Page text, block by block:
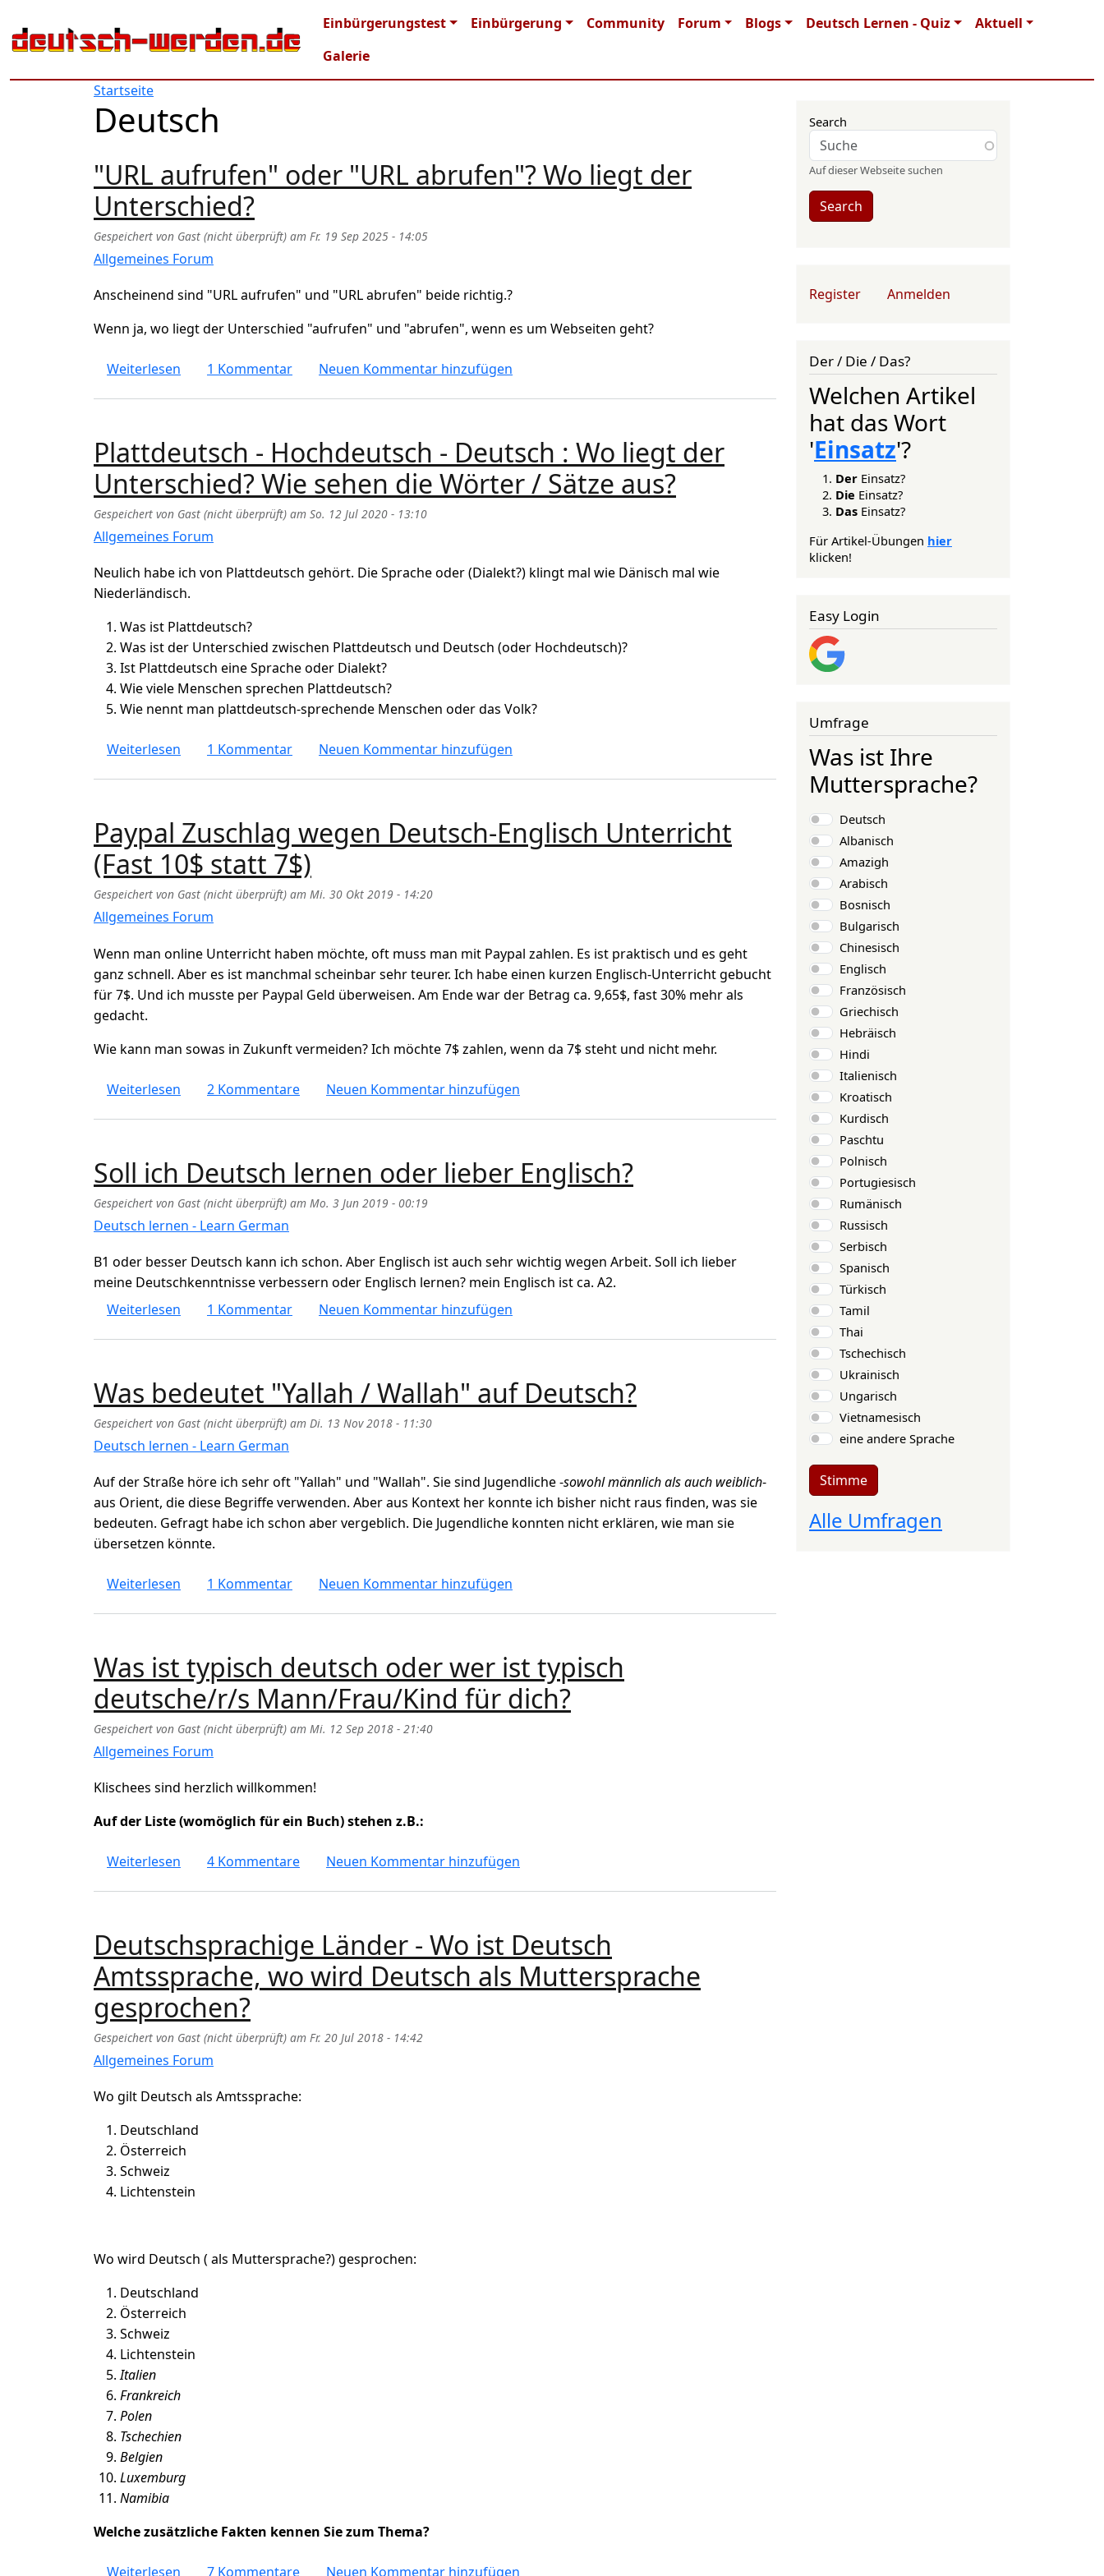
Main navigation
Einbürgerungstest Einbürgerung Community Forum Blogs Deutsch Lernen - Quiz
Aktuell
Galerie
Startseite
Deutsch
"URL aufrufen" oder "URL abrufen"? Wo liegt der
Unterschied?
Gespeichert von Gast (nicht überprüft) am Fr. 19 Sep 2025 - 14:05
Allgemeines Forum
Anscheinend sind "URL aufrufen" und "URL abrufen" beide richtig.?
Wenn ja, wo liegt der Unterschied "aufrufen" und "abrufen", wenn es um Webseiten geht?
Weiterlesen über "URL aufrufen" oder "URL abrufen"? Wo liegt der Unterschied?
1 Kommentar Neuen Kommentar hinzufügen
Plattdeutsch - Hochdeutsch - Deutsch : Wo liegt der
Unterschied? Wie sehen die Wörter / Sätze aus?
Gespeichert von Gast (nicht überprüft) am So. 12 Jul 2020 - 13:10
Allgemeines Forum
Neulich habe ich von Plattdeutsch gehört. Die Sprache oder (Dialekt?) klingt mal wie Dänisch mal wie
Niederländisch.
Was ist Plattdeutsch?
Was ist der Unterschied zwischen Plattdeutsch und Deutsch (oder Hochdeutsch)?
Ist Plattdeutsch eine Sprache oder Dialekt?
Wie viele Menschen sprechen Plattdeutsch?
Wie nennt man plattdeutsch-sprechende Menschen oder das Volk?
Weiterlesen über Plattdeutsch - Hochdeutsch - Deutsch : Wo liegt der Unterschied? Wie sehen die Wörter / Sätze aus?
1 Kommentar Neuen Kommentar hinzufügen
Paypal Zuschlag wegen Deutsch-Englisch Unterricht
(Fast 10$ statt 7$)
Gespeichert von Gast (nicht überprüft) am Mi. 30 Okt 2019 - 14:20
Allgemeines Forum
Wenn man online Unterricht haben möchte, oft muss man mit Paypal zahlen. Es ist praktisch und es geht
ganz schnell. Aber es ist manchmal scheinbar sehr teurer. Ich habe einen kurzen Englisch-Unterricht gebucht
für 7$. Und ich musste per Paypal Geld überweisen. Am Ende war der Betrag ca. 9,65$, fast 30% mehr als
gedacht.
Wie kann man sowas in Zukunft vermeiden? Ich möchte 7$ zahlen, wenn da 7$ steht und nicht mehr.
Weiterlesen über Paypal Zuschlag wegen Deutsch-Englisch Unterricht (Fast 10$ statt 7$)
2 Kommentare Neuen Kommentar hinzufügen
Soll ich Deutsch lernen oder lieber Englisch?
Gespeichert von Gast (nicht überprüft) am Mo. 3 Jun 2019 - 00:19
Deutsch lernen - Learn German
B1 oder besser Deutsch kann ich schon. Aber Englisch ist auch sehr wichtig wegen Arbeit. Soll ich lieber
meine Deutschkenntnisse verbessern oder Englisch lernen? mein Englisch ist ca. A2.
Weiterlesen über Soll ich Deutsch lernen oder lieber Englisch?
1 Kommentar Neuen Kommentar hinzufügen
Was bedeutet "Yallah / Wallah" auf Deutsch?
Gespeichert von Gast (nicht überprüft) am Di. 13 Nov 2018 - 11:30
Deutsch lernen - Learn German
Auf der Straße höre ich sehr oft "Yallah" und "Wallah". Sie sind Jugendliche -sowohl männlich als auch weiblich-
aus Orient, die diese Begriffe verwenden. Aber aus Kontext her konnte ich bisher nicht raus finden, was sie
bedeuten. Gefragt habe ich schon aber vergeblich. Die Jugendliche konnten nicht erklären, wie man sie
übersetzen könnte.
Weiterlesen über Was bedeutet "Yallah / Wallah" auf Deutsch?
1 Kommentar Neuen Kommentar hinzufügen
Was ist typisch deutsch oder wer ist typisch
deutsche/r/s Mann/Frau/Kind für dich?
Gespeichert von Gast (nicht überprüft) am Mi. 12 Sep 2018 - 21:40
Allgemeines Forum
Klischees sind herzlich willkommen!
Auf der Liste (womöglich für ein Buch) stehen z.B.:
Weiterlesen über Was ist typisch deutsch oder wer ist typisch deutsche/r/s Mann/Frau/Kind für dich?
4 Kommentare Neuen Kommentar hinzufügen
Deutschsprachige Länder - Wo ist Deutsch
Amtssprache, wo wird Deutsch als Muttersprache
gesprochen?
Gespeichert von Gast (nicht überprüft) am Fr. 20 Jul 2018 - 14:42
Allgemeines Forum
Wo gilt Deutsch als Amtssprache:
Deutschland
Österreich
Schweiz
Lichtenstein
Wo wird Deutsch ( als Muttersprache?) gesprochen:
Deutschland
Österreich
Schweiz
Lichtenstein
Italien
Frankreich
Polen
Tschechien
Belgien
Luxemburg
Namibia
Welche zusätzliche Fakten kennen Sie zum Thema?
Weiterlesen über Deutschsprachige Länder - Wo ist Deutsch Amtssprache, wo wird Deutsch als Muttersprache gesprochen?
7 Kommentare Neuen Kommentar hinzufügen
Search
Auf dieser Webseite suchen
Search
User account menu
Register Anmelden
Der / Die / Das?
Welchen Artikel
hat das Wort
'Einsatz'?
Der Einsatz?
Die Einsatz?
Das Einsatz?
Für Artikel-Übungen hier
klicken!
Easy Login
Umfrage
Was ist Ihre
Muttersprache?
Auswahlmöglichkeiten
Deutsch
Albanisch
Amazigh
Arabisch
Bosnisch
Bulgarisch
Chinesisch
Englisch
Französisch
Griechisch
Hebräisch
Hindi
Italienisch
Kroatisch
Kurdisch
Paschtu
Polnisch
Portugiesisch
Rumänisch
Russisch
Serbisch
Spanisch
Türkisch
Tamil
Thai
Tschechisch
Ukrainisch
Ungarisch
Vietnamesisch
eine andere Sprache
Stimme
Alle Umfragen